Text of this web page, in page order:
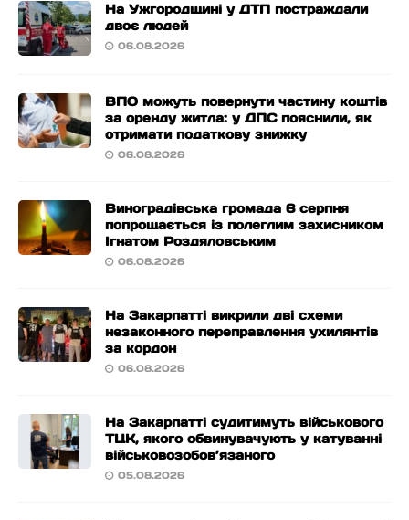
На Ужгородщині у ДТП постраждали
двоє людей
06.08.2026
ВПО можуть повернути частину коштів
за оренду житла: у ДПС пояснили, як
отримати податкову знижку
06.08.2026
Виноградівська громада 6 серпня
попрощається із полеглим захисником
Ігнатом Роздяловським
06.08.2026
На Закарпатті викрили дві схеми
незаконного переправлення ухилянтів
за кордон
06.08.2026
На Закарпатті судитимуть військового
ТЦК, якого обвинувачують у катуванні
військовозобов’язаного
05.08.2026